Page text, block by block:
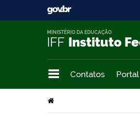
IFF Instituto
MINISTÉRIO DA EDUCAÇÃO
Contatos